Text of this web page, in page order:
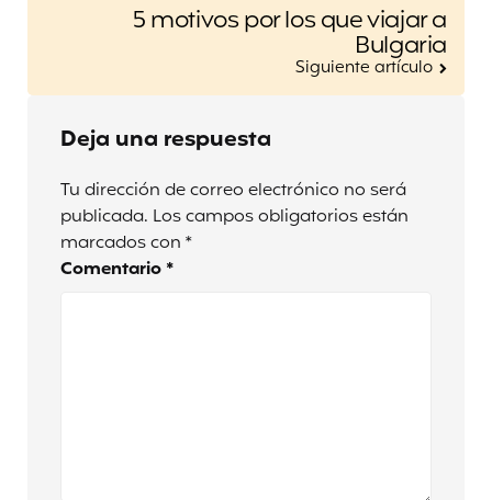
5 motivos por los que viajar a
Bulgaria
Siguiente artículo
Deja una respuesta
Tu dirección de correo electrónico no será
publicada. Los campos obligatorios están
marcados con *
Comentario *